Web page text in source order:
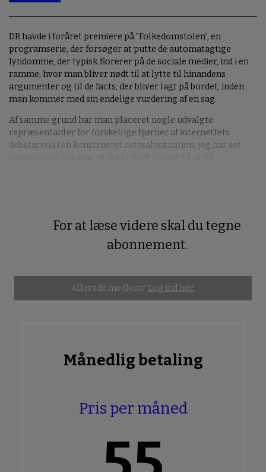
DR havde i foråret premiere på ”Folkedomstolen”, en
programserie, der forsøger at putte de automatagtige
lyndomme, der typisk florerer på de sociale medier, ind i en
ramme, hvor man bliver nødt til at lytte til hinandens
argumenter og til de facts, der bliver lagt på bordet, inden
man kommer med sin endelige vurdering af en sag.
Af samme grund har man placeret nogle udvalgte
repræsentanter for forskellige hjørner af internettets
debatarena i en konstrueret retssalssituation. Jeg har set
For at læse videre skal du tegne
abonnement.
Allerede medlem? Log ind her.
Månedlig betaling
Pris per måned